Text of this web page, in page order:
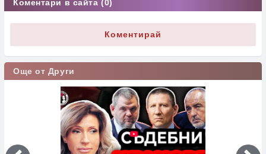
Коментари в сайта (0)
Коментирай
Още от Други